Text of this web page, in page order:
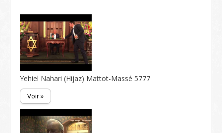
Yehiel Nahari (Hijaz) Mattot-Massé 5777
Voir »